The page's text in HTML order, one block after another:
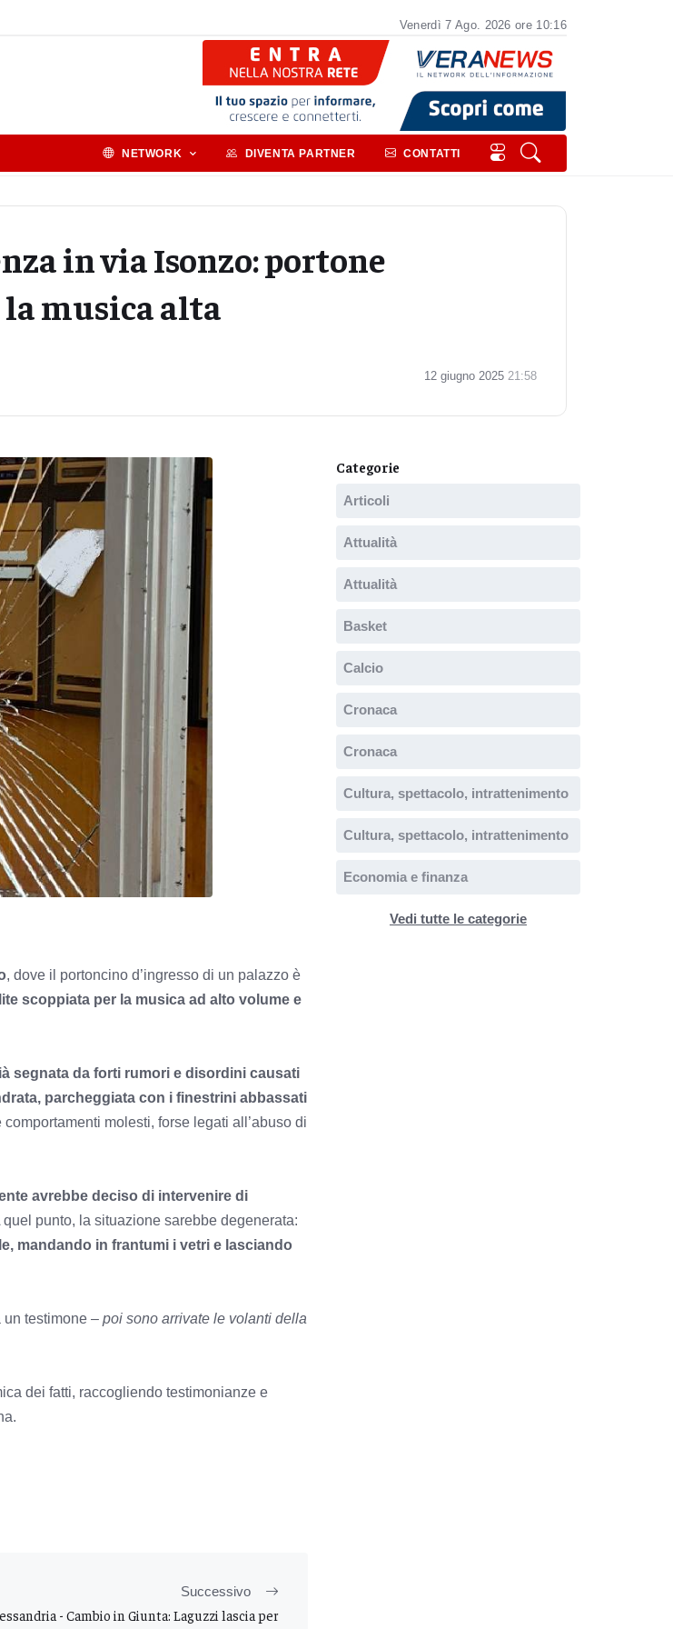
Venerdì 7 Ago. 2026 ore 10:16
NETWORK DIVENTA PARTNER CONTATTI
in via Isonzo: portone
musica alta
12 giugno 2025 21:58
, dove il portoncino d’ingresso di un palazzo è
lite scoppiata per la musica ad alto volume e
segnata da forti rumori e disordini causati
parcheggiata con i finestrini abbassati
molesti, forse legati all’abuso di
avrebbe deciso di intervenire di
quel punto, la situazione sarebbe degenerata:
mandando in frantumi i vetri e lasciando
un testimone – poi sono arrivate le volanti della
dei fatti, raccogliendo testimonianze e
Successivo
- Cambio in Giunta: Laguzzi lascia per
Categorie
Articoli
Attualità
Attualità
Basket
Calcio
Cronaca
Cronaca
Cultura, spettacolo, intrattenimento
Cultura, spettacolo, intrattenimento
Economia e finanza
Vedi tutte le categorie